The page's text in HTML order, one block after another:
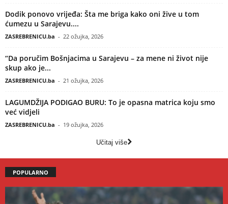
Dodik ponovo vrijeđa: Šta me briga kako oni žive u tom
ćumezu u Sarajevu....
ZASREBRENICU.ba - 22 ožujka, 2026
“Da poručim Bošnjacima u Sarajevu – za mene ni život nije
skup ako je...
ZASREBRENICU.ba - 21 ožujka, 2026
LAGUMDŽIJA PODIGAO BURU: To je opasna matrica koju smo
već vidjeli
ZASREBRENICU.ba - 19 ožujka, 2026
Učitaj više
POPULARNO